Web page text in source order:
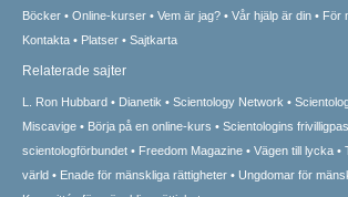
Böcker
Online-kurser Vem är jag? Vår hjälp är din
För
Kontakta
Platser Sajtkarta
Relaterade sajter
L. Ron Hubbard Dianetik Scientology Network
Miscavige
Börja på en online-kurs Scientologins
scientologförbundet
Freedom Magazine Vägen till lycka
värld
Enade för mänskliga rättigheter
Ungdomar för